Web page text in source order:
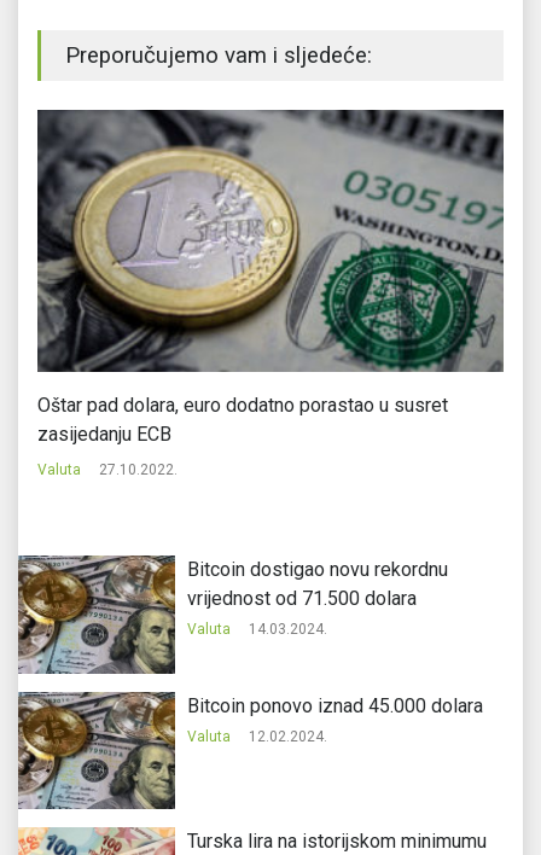
Preporučujemo vam i sljedeće:
Oštar pad dolara, euro dodatno porastao u susret
zasijedanju ECB
Valuta 27.10.2022.
Bitcoin dostigao novu rekordnu
vrijednost od 71.500 dolara
Valuta 14.03.2024.
Bitcoin ponovo iznad 45.000 dolara
Valuta 12.02.2024.
Turska lira na istorijskom minimumu